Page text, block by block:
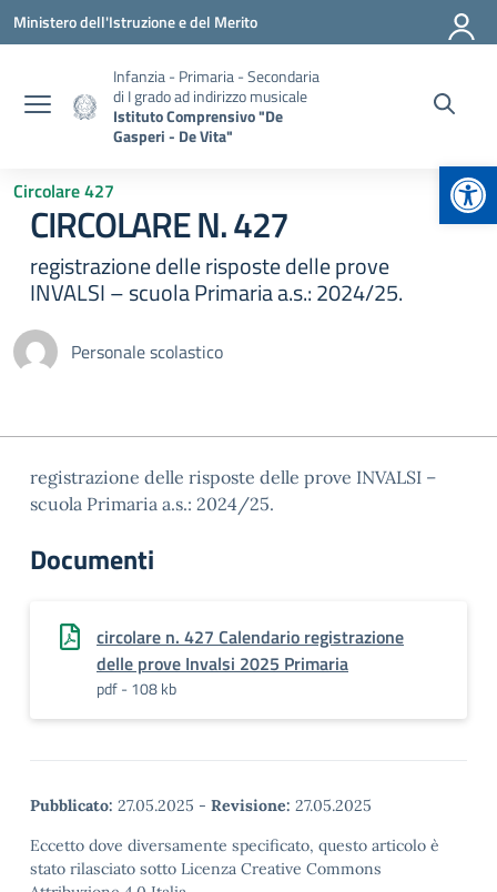
Vai ai contenuti
Vai al menu di navigazione
Vai al footer
Ministero dell'Istruzione e del Merito
Infanzia - Primaria - Secondaria
di I grado ad indirizzo musicale
Istituto Comprensivo "De
Gasperi - De Vita"
Circolare 427
CIRCOLARE N. 427
registrazione delle risposte delle prove
INVALSI – scuola Primaria a.s.: 2024/25.
Personale scolastico
registrazione delle risposte delle prove INVALSI –
scuola Primaria a.s.: 2024/25.
Documenti
circolare n. 427 Calendario registrazione
delle prove Invalsi 2025 Primaria
pdf - 108 kb
Pubblicato: 27.05.2025 - Revisione: 27.05.2025
Eccetto dove diversamente specificato, questo articolo è
stato rilasciato sotto Licenza Creative Commons